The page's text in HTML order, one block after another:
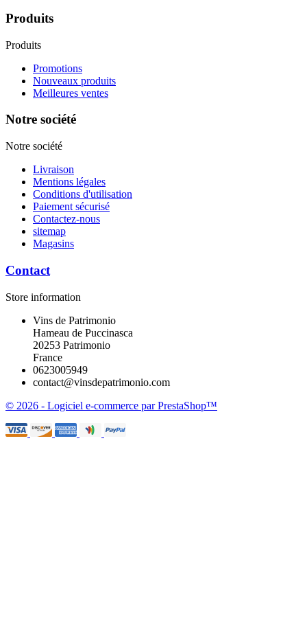
Produits
Produits
Promotions
Nouveaux produits
Meilleures ventes
Notre société
Notre société
Livraison
Mentions légales
Conditions d'utilisation
Paiement sécurisé
Contactez-nous
sitemap
Magasins
Contact
Store information
Vins de Patrimonio
Hameau de Puccinasca
20253 Patrimonio
France
0623005949
contact@vinsdepatrimonio.com
© 2026 - Logiciel e-commerce par PrestaShop™